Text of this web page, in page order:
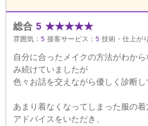
総合 5 ★★★★★
雰囲気： 5 接客サービス： 5 技術・仕上が
自分に合ったメイクの方法がわか
み続けていましたが
色々お話を交えながら優しく診断し
あまり着なくなってしまった服の
アドバイスをいただき、